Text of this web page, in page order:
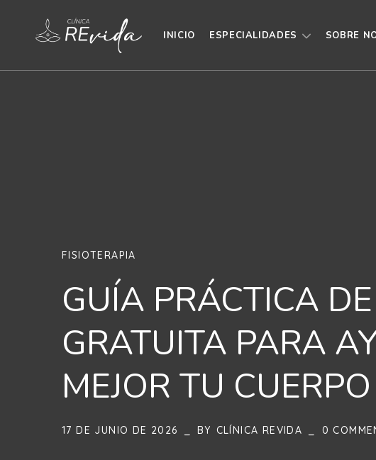
INICIO ESPECIALIDADES SOBRE
FISIOTERAPIA
GUÍA PRÁCTICA
GRATUITA PARA
MEJOR TU CUERPO
17 DE JUNIO DE 2026 BY CLÍNICA REVIDA 0